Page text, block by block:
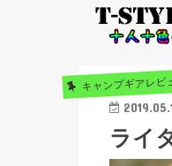
キャンプギアレビ
ライ